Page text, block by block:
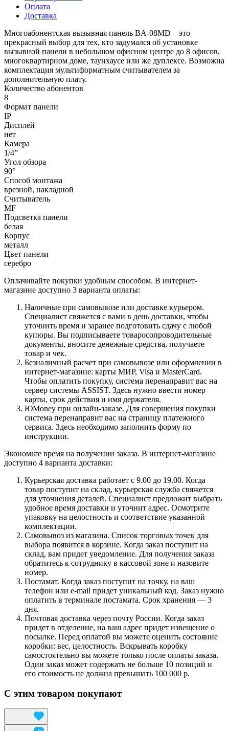
Оплата
Доставка
Многоабонентская вызывная панель BA-08MD – это
прекрасный выбор для тех, кто задумался об установке
вызывной панели в небольшом офисном центре до 8 офисов,
многоквартирном доме, таунхаусе или же дуплексе. Возможна
комплектация мультиформатным считывателем за
дополнительную плату.
Количество абонентов
8
Формат панели
IP
Дисплей
нет
Камера
1/4”
Угол обзора
90°
Способ монтажа
врезной, накладной
Считыватель
MF
Подсветка панели
белая
Корпус
металл
Цвет панели
серебро
Оплачивайте покупки удобным способом. В интернет-
магазине доступно 3 варианта оплаты:
Наличные при самовывозе или доставке курьером.
Специалист свяжется с вами в день доставки, чтобы
уточнить время и заранее подготовить сдачу с любой
купюры. Вы подписываете товаросопроводительные
документы, вносите денежные средства, получаете
товар и чек.
Безналичный расчет при самовывозе или оформлении в
интернет-магазине: карты МИР, Visa и MasterCard.
Чтобы оплатить покупку, система перенаправит вас на
сервер системы ASSIST. Здесь нужно ввести номер
карты, срок действия и имя держателя.
ЮMoney при онлайн-заказе. Для совершения покупки
система перенаправит вас на страницу платежного
сервиса. Здесь необходимо заполнить форму по
инструкции.
Экономьте время на получении заказа. В интернет-магазине
доступно 4 варианта доставки:
Курьерская доставка работает с 9.00 до 19.00. Когда
товар поступит на склад, курьерская служба свяжется
для уточнения деталей. Специалист предложит выбрать
удобное время доставки и уточнит адрес. Осмотрите
упаковку на целостность и соответствие указанной
комплектации.
Самовывоз из магазина. Список торговых точек для
выбора появится в корзине. Когда заказ поступит на
склад, вам придет уведомление. Для получения заказа
обратитесь к сотруднику в кассовой зоне и назовите
номер.
Постамат. Когда заказ поступит на точку, на ваш
телефон или e-mail придет уникальный код. Заказ нужно
оплатить в терминале постамата. Срок хранения — 3
дня.
Почтовая доставка через почту России. Когда заказ
придет в отделение, на ваш адрес придет извещение о
посылке. Перед оплатой вы можете оценить состояние
коробки: вес, целостность. Вскрывать коробку
самостоятельно вы можете только после оплаты заказа.
Один заказ может содержать не больше 10 позиций и
его стоимость не должна превышать 100 000 р.
С этим товаром покупают